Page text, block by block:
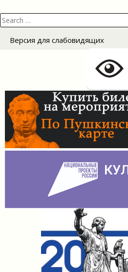
Search
for:
Версия для слабовидящих